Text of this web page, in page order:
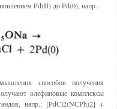
Pd(II) до Pd(0), напр.:
способов получения
олефиновые комплексы
напр.: [PdCl2(NCPh)2] +